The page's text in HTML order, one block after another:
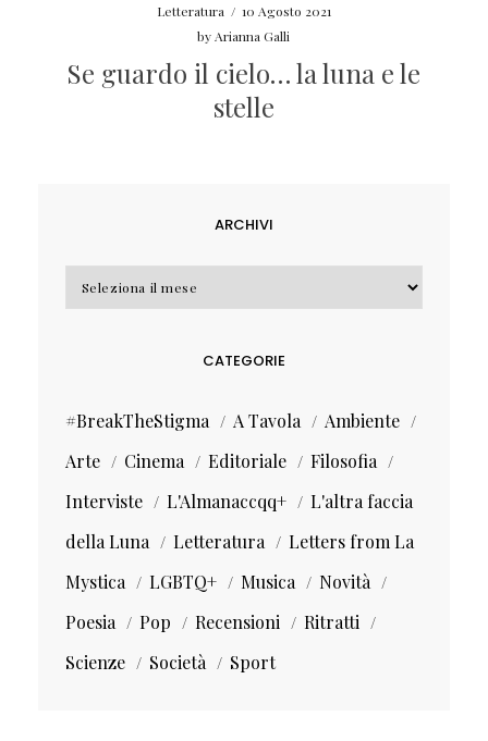
Letteratura / 10 Agosto 2021
by Arianna Galli
Se guardo il cielo… la luna e le
stelle
ARCHIVI
Archivi
CATEGORIE
#BreakTheStigma A Tavola
Ambiente
Arte
Cinema Editoriale
Filosofia
Interviste
L'Almanaccqq+
L'altra faccia
della Luna
Letteratura
Letters from La
Mystica
LGBTQ+ Musica
Novità
Poesia
Pop Recensioni
Ritratti
Scienze
Società Sport